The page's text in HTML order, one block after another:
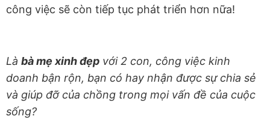
công việc sẽ còn tiếp tục phát triển hơn nữa!
Là bà mẹ xinh đẹp với 2 con, công việc kinh
doanh bận rộn, bạn có hay nhận được sự chia sẻ
và giúp đỡ của chồng trong mọi vấn đề của cuộc
sống?